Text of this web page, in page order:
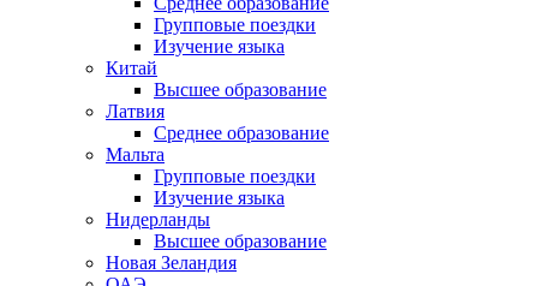
Групповые поездки
Изучение языка
Китай
Высшее образование
Латвия
Среднее образование
Мальта
Групповые поездки
Изучение языка
Нидерланды
Высшее образование
Новая Зеландия